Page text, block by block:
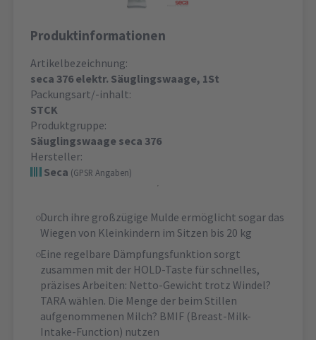
Produktinformationen
Artikelbezeichnung:
seca 376 elektr. Säuglingswaage, 1St
Packungsart/-inhalt:
STCK
Produktgruppe:
Säuglingswaage seca 376
Hersteller:
Seca (GPSR Angaben)
Durch ihre großzügige Mulde ermöglicht sogar das
Wiegen von Kleinkindern im Sitzen bis 20 kg
Eine regelbare Dämpfungsfunktion sorgt
zusammen mit der HOLD-Taste für schnelles,
präzises Arbeiten: Netto-Gewicht trotz Windel?
TARA wählen. Die Menge der beim Stillen
aufgenommenen Milch? BMIF (Breast-Milk-
Intake-Function) nutzen